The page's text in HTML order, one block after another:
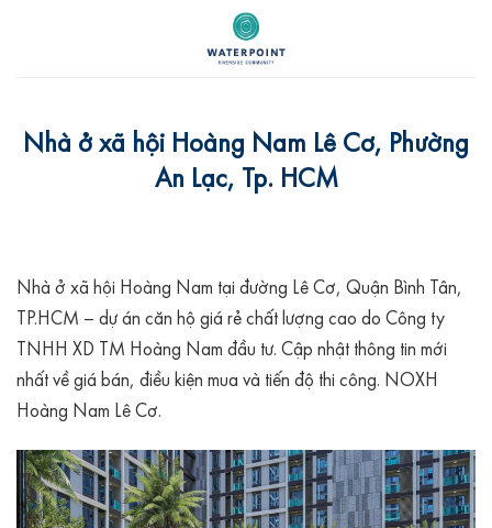
Nhà ở xã hội Hoàng Nam Lê Cơ, Phường
An Lạc, Tp. HCM
Nhà ở xã hội Hoàng Nam tại đường Lê Cơ, Quận Bình Tân,
TP.HCM – dự án căn hộ giá rẻ chất lượng cao do Công ty
TNHH XD TM Hoàng Nam đầu tư. Cập nhật thông tin mới
nhất về giá bán, điều kiện mua và tiến độ thi công. NOXH
Hoàng Nam Lê Cơ.